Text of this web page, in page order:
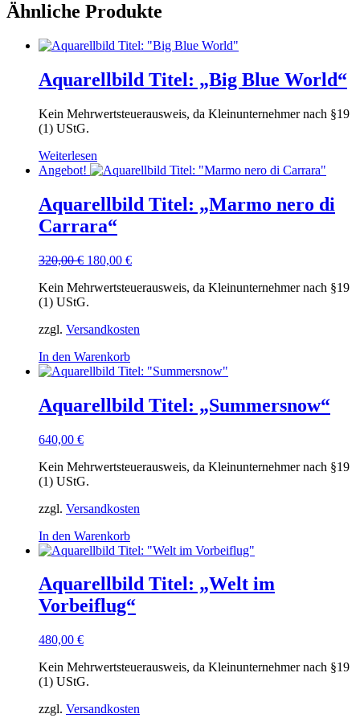
Ähnliche Produkte
Aquarellbild Titel: „Big Blue World“
Kein Mehrwertsteuerausweis, da Kleinunternehmer nach §19
(1) UStG.
Weiterlesen
Angebot!
Aquarellbild Titel: „Marmo nero di
Carrara“
320,00€ Ursprünglicher
war:
320,00 €
180,00 €Aktueller
ist:
Kein Mehrwertsteuerausweis, da Kleinunternehmer nach §19
(1) UStG.
zzgl. Versandkosten
In den Warenkorb
Aquarellbild Titel: „Summersnow“
640,00 €
Kein Mehrwertsteuerausweis, da Kleinunternehmer nach §19
(1) UStG.
zzgl. Versandkosten
In den Warenkorb
Aquarellbild Titel: „Welt im
Vorbeiflug“
480,00 €
Kein Mehrwertsteuerausweis, da Kleinunternehmer nach §19
(1) UStG.
zzgl. Versandkosten